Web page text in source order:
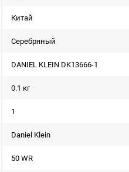
Китай
Серебряный
DANIEL KLEIN DK13666-1
0.1 кг
1
Daniel Klein
50 WR